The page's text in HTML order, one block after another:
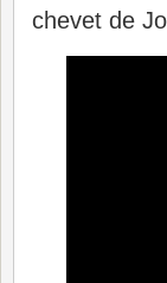
chevet de